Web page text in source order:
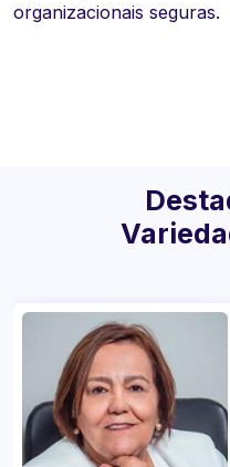
organizacionais seguras.